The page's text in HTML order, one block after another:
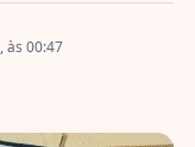
às 00:47